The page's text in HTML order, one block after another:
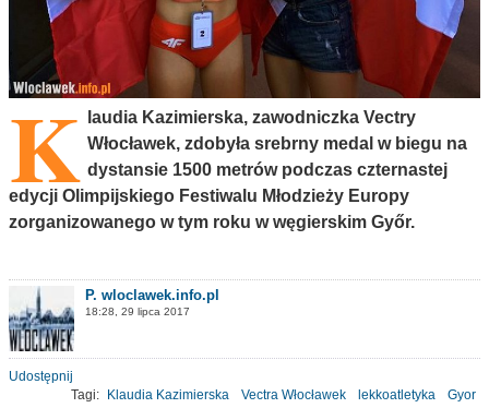
K laudia Kazimierska, zawodniczka Vectry
Włocławek, zdobyła srebrny medal w biegu na
dystansie 1500 metrów podczas czternastej
edycji Olimpijskiego Festiwalu Młodzieży Europy
zorganizowanego w tym roku w węgierskim Győr.
P. wloclawek.info.pl
18:28, 29 lipca 2017
Udostępnij
Tagi:
Klaudia Kazimierska Vectra Włocławek lekkoatletyka Gyor